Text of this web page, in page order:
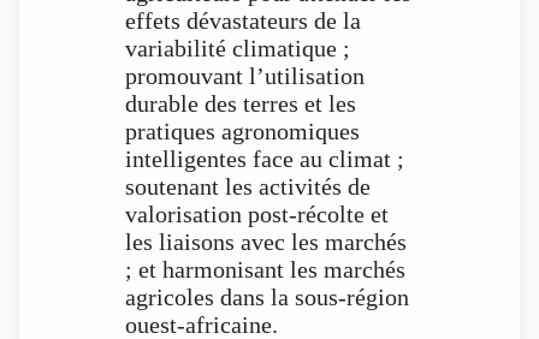
effets dévastateurs de la
variabilité climatique ;
promouvant l’utilisation
durable des terres et les
pratiques agronomiques
intelligentes face au climat ;
soutenant les activités de
valorisation post-récolte et
les liaisons avec les marchés
; et harmonisant les marchés
agricoles dans la sous-région
ouest-africaine.